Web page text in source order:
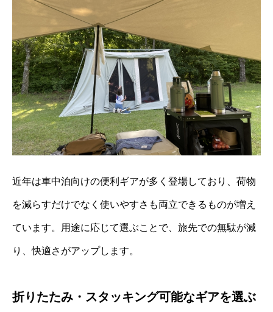
近年は車中泊向けの便利ギアが多く登場しており、荷物
を減らすだけでなく使いやすさも両立できるものが増え
ています。用途に応じて選ぶことで、旅先での無駄が減
り、快適さがアップします。
折りたたみ・スタッキング可能なギアを選ぶ